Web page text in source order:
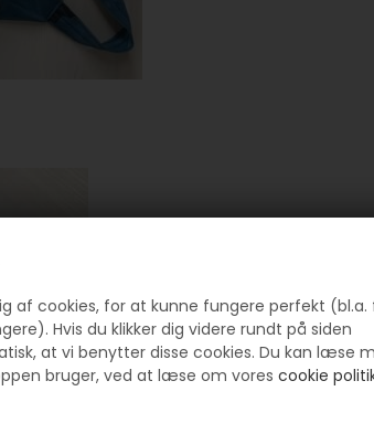
af cookies, for at kunne fungere perfekt
Hvis du klikker dig videre rundt på siden
at vi benytter disse cookies. Du kan læse
bruger, ved at læse om vores cookie